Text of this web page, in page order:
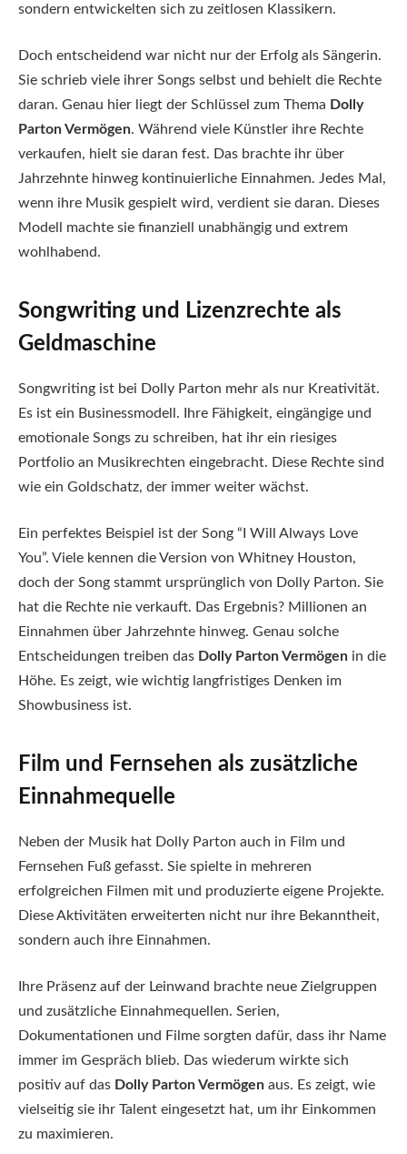
sondern entwickelten sich zu zeitlosen Klassikern.
Doch entscheidend war nicht nur der Erfolg als Sängerin.
Sie schrieb viele ihrer Songs selbst und behielt die Rechte
daran. Genau hier liegt der Schlüssel zum Thema Dolly
Parton Vermögen. Während viele Künstler ihre Rechte
verkaufen, hielt sie daran fest. Das brachte ihr über
Jahrzehnte hinweg kontinuierliche Einnahmen. Jedes Mal,
wenn ihre Musik gespielt wird, verdient sie daran. Dieses
Modell machte sie finanziell unabhängig und extrem
wohlhabend.
Songwriting und Lizenzrechte als
Geldmaschine
Songwriting ist bei Dolly Parton mehr als nur Kreativität.
Es ist ein Businessmodell. Ihre Fähigkeit, eingängige und
emotionale Songs zu schreiben, hat ihr ein riesiges
Portfolio an Musikrechten eingebracht. Diese Rechte sind
wie ein Goldschatz, der immer weiter wächst.
Ein perfektes Beispiel ist der Song “I Will Always Love
You”. Viele kennen die Version von Whitney Houston,
doch der Song stammt ursprünglich von Dolly Parton. Sie
hat die Rechte nie verkauft. Das Ergebnis? Millionen an
Einnahmen über Jahrzehnte hinweg. Genau solche
Entscheidungen treiben das Dolly Parton Vermögen in die
Höhe. Es zeigt, wie wichtig langfristiges Denken im
Showbusiness ist.
Film und Fernsehen als zusätzliche
Einnahmequelle
Neben der Musik hat Dolly Parton auch in Film und
Fernsehen Fuß gefasst. Sie spielte in mehreren
erfolgreichen Filmen mit und produzierte eigene Projekte.
Diese Aktivitäten erweiterten nicht nur ihre Bekanntheit,
sondern auch ihre Einnahmen.
Ihre Präsenz auf der Leinwand brachte neue Zielgruppen
und zusätzliche Einnahmequellen. Serien,
Dokumentationen und Filme sorgten dafür, dass ihr Name
immer im Gespräch blieb. Das wiederum wirkte sich
positiv auf das Dolly Parton Vermögen aus. Es zeigt, wie
vielseitig sie ihr Talent eingesetzt hat, um ihr Einkommen
zu maximieren.